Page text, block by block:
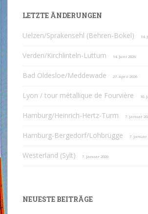
LETZTE ÄNDERUNGEN
Uelzen/Sprakensehl (Behren-Bokel) 14.
Verden/Kirchlinteln-Luttum 14. Juni 2026
Bad Oldesloe/Meddewade 27. April 2026
Lyon / tour métallique de Fourvière 10.
Hamburg/Heinrich-Hertz-Turm 7. Januar
Hamburg-Bergedorf/Lohbrügge 7. Januar
Westerland (Sylt) 7. Januar 2026
NEUESTE BEITRÄGE